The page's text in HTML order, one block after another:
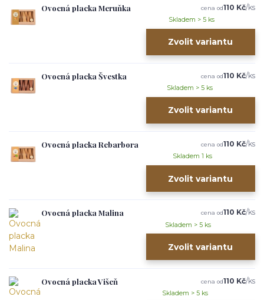
Ovocná placka Meruňka cena od110 Kč/ks
Skladem > 5 ks
Zvolit variantu
Ovocná placka Švestka cena od110 Kč/ks
Skladem > 5 ks
Zvolit variantu
Ovocná placka Rebarbora cena od110 Kč/ks
Skladem 1 ks
Zvolit variantu
Ovocná placka Malina cena od110 Kč/ks
Skladem > 5 ks
Zvolit variantu
Ovocná placka Višeň cena od110 Kč/ks
Skladem > 5 ks